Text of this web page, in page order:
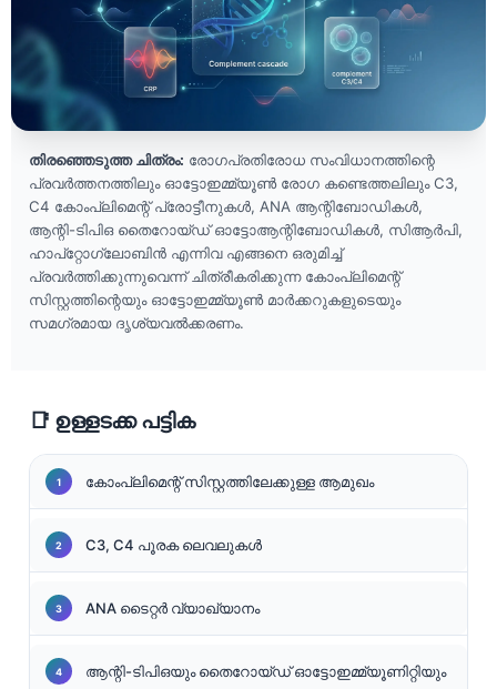
തിരഞ്ഞെടുത്ത ചിത്രം: രോഗപ്രതിരോധ സംവിധാനത്തിന്റെ
പ്രവർത്തനത്തിലും ഓട്ടോഇമ്മ്യൂൺ രോഗ കണ്ടെത്തലിലും C3,
C4 കോംപ്ലിമെന്റ് പ്രോട്ടീനുകൾ, ANA ആന്റിബോഡികൾ,
ആന്റി-ടിപിഒ തൈറോയ്ഡ് ഓട്ടോആന്റിബോഡികൾ, സിആർപി,
ഹാപ്‌റ്റോഗ്ലോബിൻ എന്നിവ എങ്ങനെ ഒരുമിച്ച്
പ്രവർത്തിക്കുന്നുവെന്ന് ചിത്രീകരിക്കുന്ന കോംപ്ലിമെന്റ്
സിസ്റ്റത്തിന്റെയും ഓട്ടോഇമ്മ്യൂൺ മാർക്കറുകളുടെയും
സമഗ്രമായ ദൃശ്യവൽക്കരണം.
📑 ഉള്ളടക്ക പട്ടിക
കോംപ്ലിമെന്റ് സിസ്റ്റത്തിലേക്കുള്ള ആമുഖം
C3, C4 പൂരക ലെവലുകൾ
ANA ടൈറ്റർ വ്യാഖ്യാനം
ആന്റി-ടിപിഒയും തൈറോയ്ഡ് ഓട്ടോഇമ്മ്യൂണിറ്റിയും